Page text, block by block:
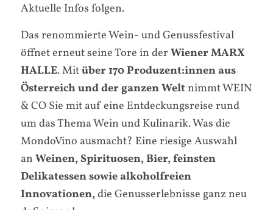
Aktuelle Infos folgen.
Das renommierte Wein- und Genussfestival
öffnet erneut seine Tore in der Wiener MARX
HALLE. Mitüber 170 Produzent:innen aus
Österreich und der ganzen Weltnimmt WEIN
& CO Sie mit auf eine Entdeckungsreise rund
um das Thema Wein und Kulinarik. Was die
MondoVino ausmacht? Eine riesige Auswahl
an Weinen, Spirituosen, Bier, feinsten
Delikatessen sowie alkoholfreien
Innovationen, die Genusserlebnisse ganz neu